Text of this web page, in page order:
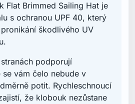
Flat Brimmed Sailing Hat je
s ochranou UPF 40, který
škodlivého UV
podporují
vám čelo nebude v
potit. Rychleschnoucí
že klobouk nezůstane